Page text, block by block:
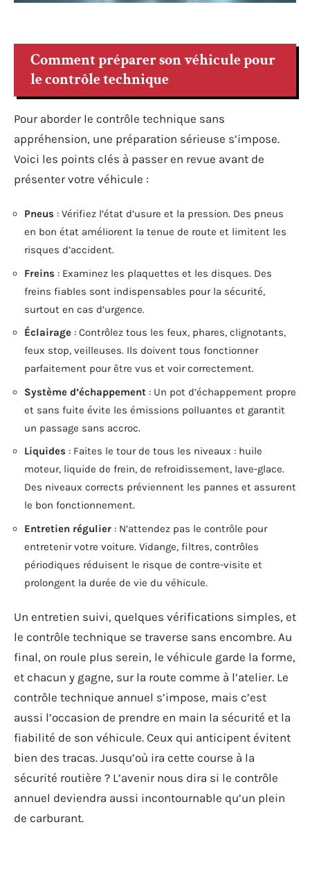
Comment préparer son véhicule pour
le contrôle technique
Pour aborder le contrôle technique sans
appréhension, une préparation sérieuse s’impose.
Voici les points clés à passer en revue avant de
présenter votre véhicule :
Pneus : Vérifiez l’état d’usure et la pression. Des pneus
en bon état améliorent la tenue de route et limitent les
risques d’accident.
Freins : Examinez les plaquettes et les disques. Des
freins fiables sont indispensables pour la sécurité,
surtout en cas d’urgence.
Éclairage : Contrôlez tous les feux, phares, clignotants,
feux stop, veilleuses. Ils doivent tous fonctionner
parfaitement pour être vus et voir correctement.
Système d’échappement : Un pot d’échappement propre
et sans fuite évite les émissions polluantes et garantit
un passage sans accroc.
Liquides : Faites le tour de tous les niveaux : huile
moteur, liquide de frein, de refroidissement, lave-glace.
Des niveaux corrects préviennent les pannes et assurent
le bon fonctionnement.
Entretien régulier : N’attendez pas le contrôle pour
entretenir votre voiture. Vidange, filtres, contrôles
périodiques réduisent le risque de contre-visite et
prolongent la durée de vie du véhicule.
Un entretien suivi, quelques vérifications simples, et
le contrôle technique se traverse sans encombre. Au
final, on roule plus serein, le véhicule garde la forme,
et chacun y gagne, sur la route comme à l’atelier. Le
contrôle technique annuel s’impose, mais c’est
aussi l’occasion de prendre en main la sécurité et la
fiabilité de son véhicule. Ceux qui anticipent évitent
bien des tracas. Jusqu’où ira cette course à la
sécurité routière ? L’avenir nous dira si le contrôle
annuel deviendra aussi incontournable qu’un plein
de carburant.